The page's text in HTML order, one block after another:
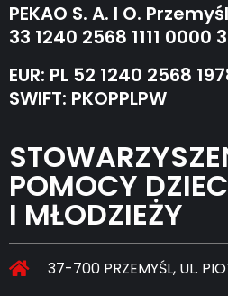
PEKAO S. A. I O. Przemyśl
33 1240 2568 1111 0000
EUR: PL 52 1240 2568
SWIFT: PKOPPLPW
POMOCY
I MŁODZIEŻY
37-700 PRZEMYŚL, UL.